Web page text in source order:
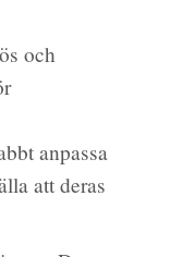
och
anpassa
att deras